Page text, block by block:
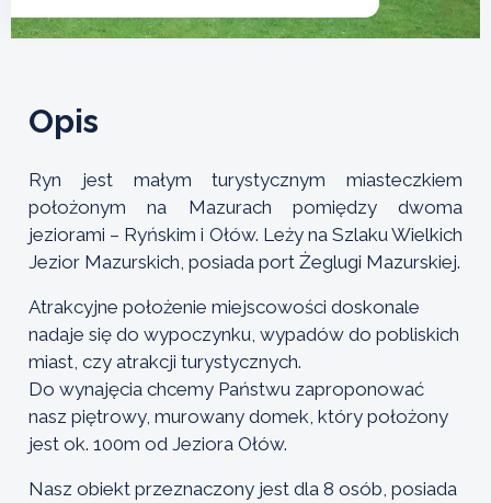
Opis
Ryn jest małym turystycznym miasteczkiem
położonym na Mazurach pomiędzy dwoma
jeziorami – Ryńskim i Ołów. Leży na Szlaku Wielkich
Jezior Mazurskich, posiada port Żeglugi Mazurskiej.
Atrakcyjne położenie miejscowości doskonale
nadaje się do wypoczynku, wypadów do pobliskich
miast, czy atrakcji turystycznych.
Do wynajęcia chcemy Państwu zaproponować
nasz piętrowy, murowany domek, który położony
jest ok. 100m od Jeziora Ołów.
Nasz obiekt przeznaczony jest dla 8 osób, posiada